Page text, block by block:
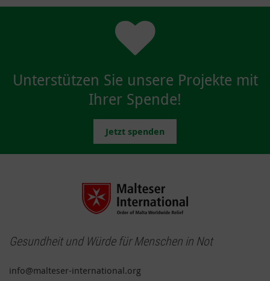
Unterstützen Sie unsere Projekte mit
Ihrer Spende!
Jetzt spenden
Gesundheit und Würde für Menschen in Not
info@malteser-international.org